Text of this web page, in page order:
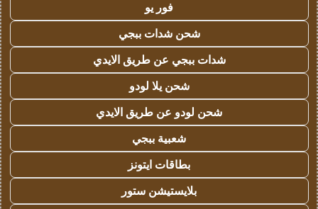
فور يو
شحن شدات ببجي
شدات ببجي عن طريق الايدي
شحن يلا لودو
شحن لودو عن طريق الايدي
شعبية ببجي
بطاقات ايتونز
بلايستيشن ستور